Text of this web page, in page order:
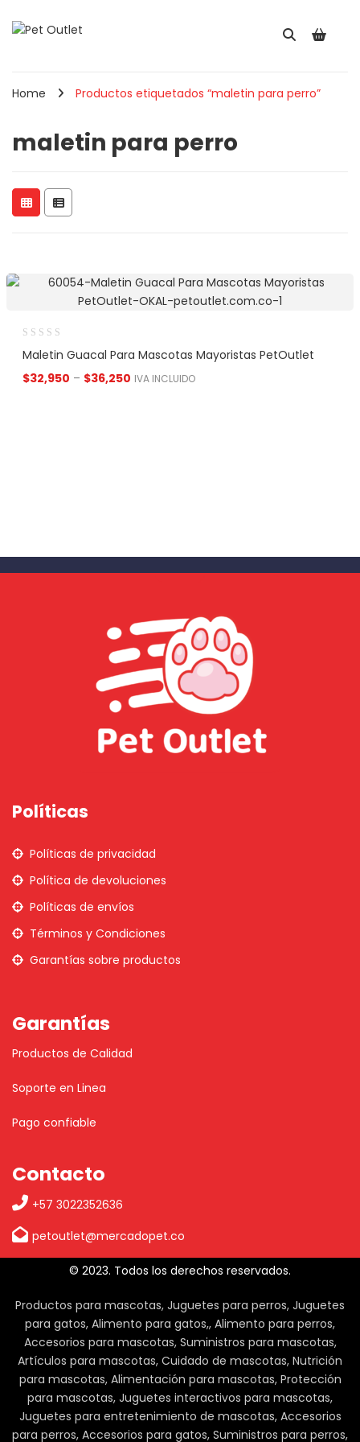
Home Productos etiquetados “maletin para perro”
maletin para perro
Maletin Guacal Para Mascotas Mayoristas PetOutlet
$32,950 – $36,250 IVA INCLUIDO
Políticas
Políticas de privacidad
Política de devoluciones
Políticas de envíos
Términos y Condiciones
Garantías sobre productos
Garantías
Productos de Calidad
Soporte en Linea
Pago confiable
Contacto
+57 3022352636
petoutlet@mercadopet.co
© 2023. Todos los derechos reservados.
Productos para mascotas, Juguetes para perros, Juguetes
para gatos, Alimento para gatos,, Alimento para perros,
Accesorios para mascotas, Suministros para mascotas,
Artículos para mascotas, Cuidado de mascotas, Nutrición
para mascotas, Alimentación para mascotas, Protección
para mascotas, Juguetes interactivos para mascotas,
Juguetes para entretenimiento de mascotas, Accesorios
para perros, Accesorios para gatos, Suministros para perros,